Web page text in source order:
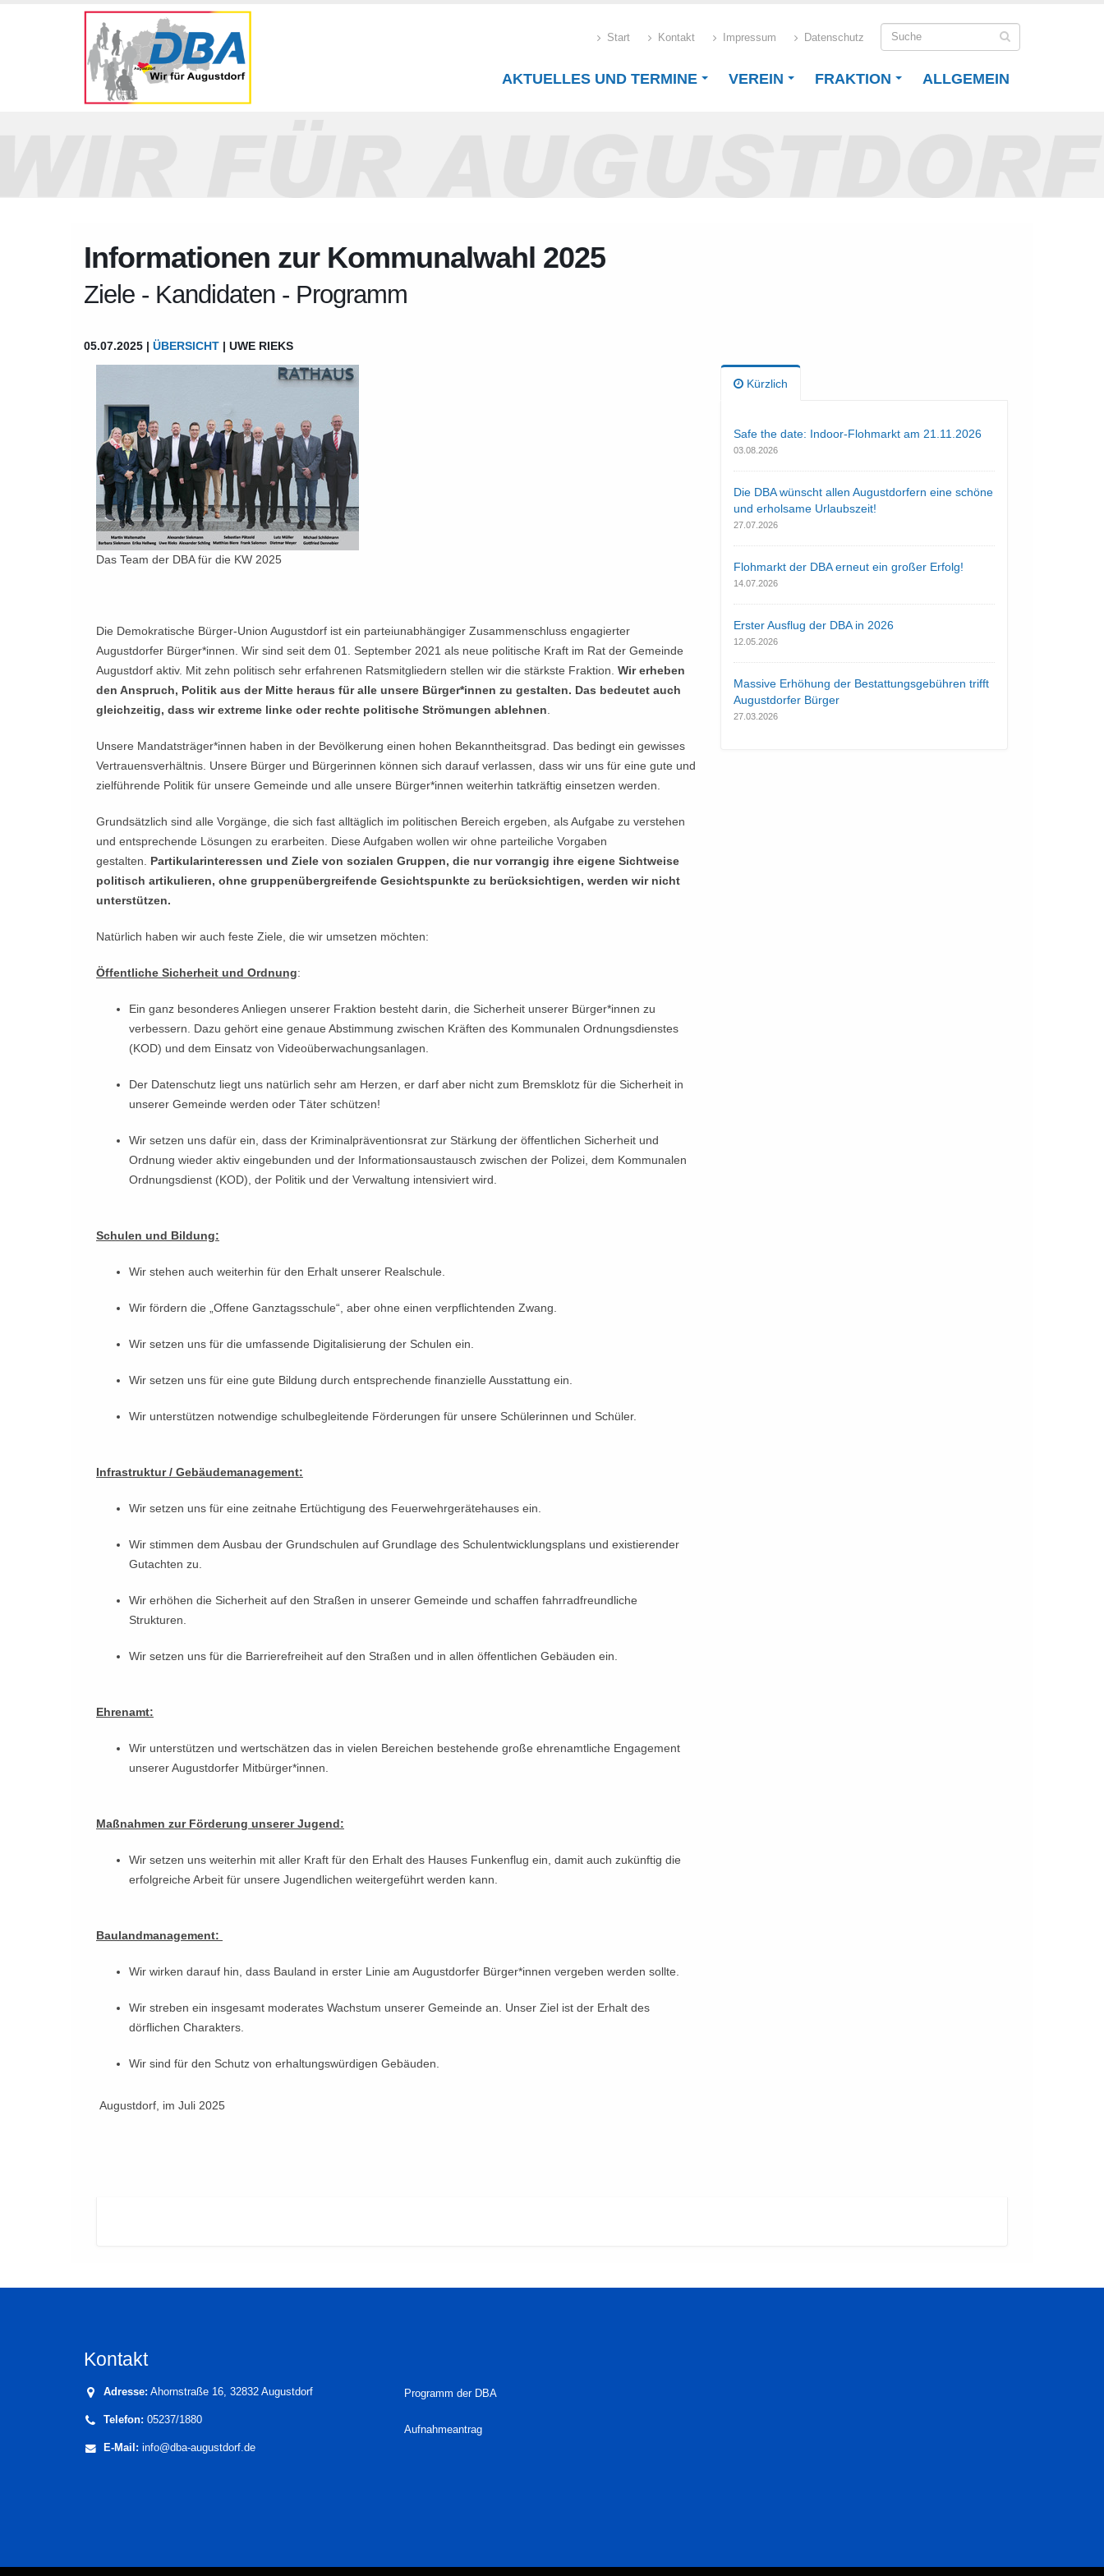
Start Kontakt Impressum Datenschutz
AKTUELLES UND TERMINE VEREIN FRAKTION ALLGEMEIN
Informationen zur Kommunalwahl 2025
Ziele - Kandidaten - Programm
05.07.2025 | ÜBERSICHT | UWE RIEKS
Das Team der DBA für die KW 2025
Die Demokratische Bürger-Union Augustdorf ist ein parteiunabhängiger Zusammenschluss engagierter
Augustdorfer Bürger*innen. Wir sind seit dem 01. September 2021 als neue politische Kraft im Rat der Gemeinde
Augustdorf aktiv. Mit zehn politisch sehr erfahrenen Ratsmitgliedern stellen wir die stärkste Fraktion. Wir erheben
den Anspruch, Politik aus der Mitte heraus für alle unsere Bürger*innen zu gestalten. Das bedeutet auch
gleichzeitig, dass wir extreme linke oder rechte politische Strömungen ablehnen
Unsere Mandatsträger*innen haben in der Bevölkerung einen hohen Bekanntheitsgrad. Das bedingt ein gewisses
Vertrauensverhältnis. Unsere Bürger und Bürgerinnen können sich darauf verlassen, dass wir uns für eine gute und
zielführende Politik für unsere Gemeinde und alle unsere Bürger*innen weiterhin tatkräftig einsetzen werden.
Grundsätzlich sind alle Vorgänge, die sich fast alltäglich im politischen Bereich ergeben, als Aufgabe zu verstehen
und entsprechende Lösungen zu erarbeiten. Diese Aufgaben wollen wir ohne parteiliche Vorgaben
gestalten. Partikularinteressen und Ziele von sozialen Gruppen, die nur vorrangig ihre eigene Sichtweise
politisch artikulieren, ohne gruppenübergreifende Gesichtspunkte zu berücksichtigen, werden wir nicht
unterstützen.
Natürlich haben wir auch feste Ziele, die wir umsetzen möchten:
Öffentliche Sicherheit und Ordnung:
Ein ganz besonderes Anliegen unserer Fraktion besteht darin, die Sicherheit unserer Bürger*innen zu
verbessern. Dazu gehört eine genaue Abstimmung zwischen Kräften des Kommunalen Ordnungsdienstes
(KOD) und dem Einsatz von Videoüberwachungsanlagen.
Der Datenschutz liegt uns natürlich sehr am Herzen, er darf aber nicht zum Bremsklotz für die Sicherheit in
unserer Gemeinde werden oder Täter schützen!
Wir setzen uns dafür ein, dass der Kriminalpräventionsrat zur Stärkung der öffentlichen Sicherheit und
Ordnung wieder aktiv eingebunden und der Informationsaustausch zwischen der Polizei, dem Kommunalen
Ordnungsdienst (KOD), der Politik und der Verwaltung intensiviert wird.
Schulen und Bildung:
Wir stehen auch weiterhin für den Erhalt unserer Realschule.
Wir fördern die „Offene Ganztagsschule“, aber ohne einen verpflichtenden Zwang.
Wir setzen uns für die umfassende Digitalisierung der Schulen ein.
Wir setzen uns für eine gute Bildung durch entsprechende finanzielle Ausstattung ein.
Wir unterstützen notwendige schulbegleitende Förderungen für unsere Schülerinnen und Schüler.
Infrastruktur / Gebäudemanagement:
Wir setzen uns für eine zeitnahe Ertüchtigung des Feuerwehrgerätehauses ein.
Wir stimmen dem Ausbau der Grundschulen auf Grundlage des Schulentwicklungsplans und existierender
Gutachten zu.
Wir erhöhen die Sicherheit auf den Straßen in unserer Gemeinde und schaffen fahrradfreundliche
Strukturen.
Wir setzen uns für die Barrierefreiheit auf den Straßen und in allen öffentlichen Gebäuden ein.
Ehrenamt:
Wir unterstützen und wertschätzen das in vielen Bereichen bestehende große ehrenamtliche Engagement
unserer Augustdorfer Mitbürger*innen.
Maßnahmen zur Förderung unserer Jugend:
Wir setzen uns weiterhin mit aller Kraft für den Erhalt des Hauses Funkenflug ein, damit auch zukünftig die
erfolgreiche Arbeit für unsere Jugendlichen weitergeführt werden kann.
Baulandmanagement:
Wir wirken darauf hin, dass Bauland in erster Linie am Augustdorfer Bürger*innen vergeben werden sollte.
Wir streben ein insgesamt moderates Wachstum unserer Gemeinde an. Unser Ziel ist der Erhalt des
dörflichen Charakters.
Wir sind für den Schutz von erhaltungswürdigen Gebäuden.
Augustdorf, im Juli 2025
Kürzlich
Safe the date: Indoor-Flohmarkt am 21.11.2026
03.08.2026
Die DBA wünscht allen Augustdorfern eine schöne
und erholsame Urlaubszeit!
27.07.2026
Flohmarkt der DBA erneut ein großer Erfolg!
14.07.2026
Erster Ausflug der DBA in 2026
12.05.2026
Massive Erhöhung der Bestattungsgebühren trifft
Augustdorfer Bürger
27.03.2026
Kontakt
Adresse: Ahornstraße 16, 32832 Augustdorf
Telefon: 05237/1880
E-Mail: info@dba-augustdorf.de
Programm der DBA
Aufnahmeantrag